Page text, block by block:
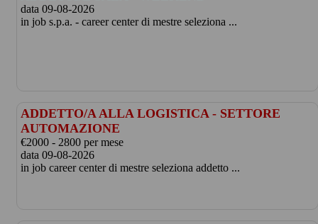
data 09-08-2026
in job s.p.a. - career center di mestre seleziona ...
ADDETTO/A ALLA LOGISTICA - SETTORE
AUTOMAZIONE
€2000 - 2800 per mese
data 09-08-2026
in job career center di mestre seleziona addetto ...